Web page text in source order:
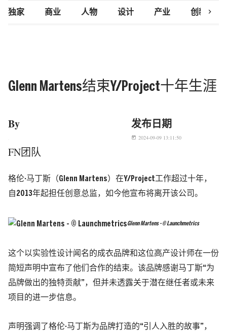
独家 商业 人物 设计 产业 创新研究
chevron_right
Glenn Martens结束Y/Project十年生涯
By
FN团队
发布日期
today 2024-09-09 13:11:50
格伦·马丁斯（Glenn Martens）在Y/Project工作超过十年，
自2013年起担任创意总监，如今他宣布将离开该公司。
Glenn Martens - © Launchmetrics
这个以实验性设计闻名的成衣品牌和这位高产设计师在一份
简短声明中宣布了他们合作的结束。该品牌感谢马丁斯“为
品牌做出的独特贡献”，但并未透露关于潜在继任者或未来
项目的进一步信息。
声明强调了格伦·马丁斯为品牌打造的“引人入胜的故事”，